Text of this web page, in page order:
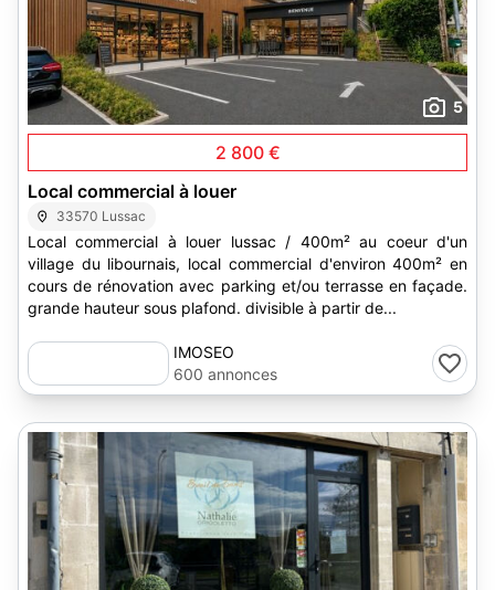
5
2 800 €
Local commercial à louer
33570 Lussac
Local commercial à louer lussac / 400m² au coeur d'un
village du libournais, local commercial d'environ 400m² en
cours de rénovation avec parking et/ou terrasse en façade.
grande hauteur sous plafond. divisible à partir de...
IMOSEO
600 annonces